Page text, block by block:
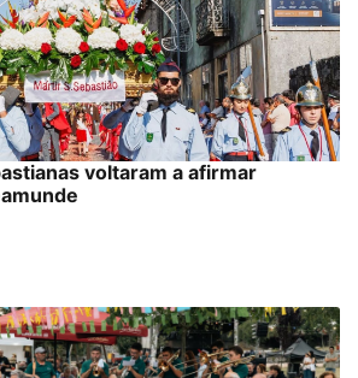
voltaram a afirmar